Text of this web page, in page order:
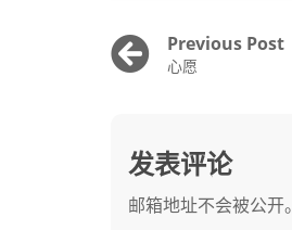
文
章
航
Previous Post
Previous
心愿
发表评论
邮箱地址不会被公开。